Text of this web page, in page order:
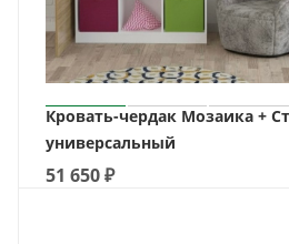
Кровать-чердак Мозаика +
универсальный
51 650₽